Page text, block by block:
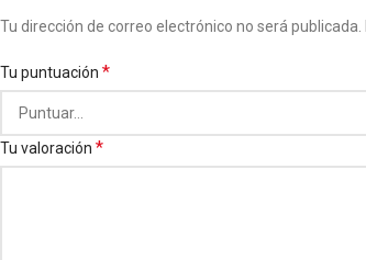
Tu dirección de correo electrónico no será publicada.
Tu puntuación *
Tu valoración *